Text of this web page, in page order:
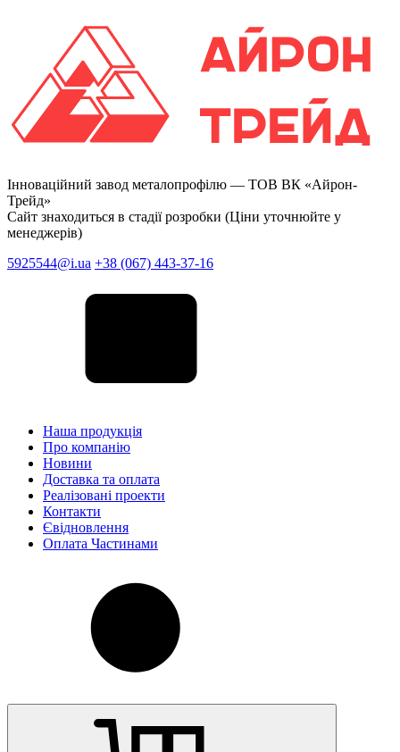
Інноваційний завод металопрофілю — ТОВ ВК «Айрон-
Трейд»
Сайт знаходиться в стадії розробки (Ціни уточнюйте у
менеджерів)
5925544@i.ua +38 (067) 443-37-16
Наша продукція
Про компанію
Новини
Доставка та оплата
Реалізовані проекти
Контакти
Євідновлення
Оплата Частинами